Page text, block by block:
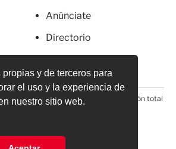
y de terceros para
el uso y la experiencia de
nuestro sitio web.
Anúnciate
Directorio
reservados. Prohibida la reproducción total
cualquier medio electrónico*